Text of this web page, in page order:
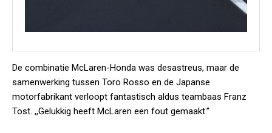
De combinatie McLaren-Honda was desastreus, maar de
samenwerking tussen Toro Rosso en de Japanse
motorfabrikant verloopt fantastisch aldus teambaas Franz
Tost. ,,Gelukkig heeft McLaren een fout gemaakt.”